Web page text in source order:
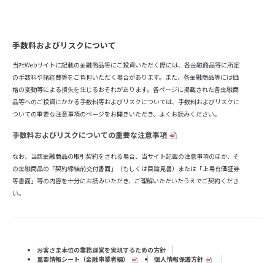
手数料およびリスクについて
当社Webサイトに記載の金融商品等にご投資いただく際には、各金融商品等に所定
の手数料や諸経費等をご負担いただく場合があります。また、各金融商品等には価
格の変動等による損失を生じるおそれがあります。各ページに掲載された各金融商
品等へのご投資にかかる手数料等およびリスクについては、手数料およびリスクに
ついての重要な注意事項のページをお開きいただき、よくお読みください。
手数料およびリスクについての重要な注意事項
なお、当該金融商品の取引契約をされる場合、当サイト記載の注意事項のほか、そ
の金融商品の「契約締結前交付書面」（もしくは目論見書）または「上場有価証券
等書面」等の内容を十分にお読みいただき、ご理解いただいたうえでご契約くださ
い。
お客さま本位の業務運営を実現するための方針
重要情報シート（⾦融事業者編）
個人情報保護方針